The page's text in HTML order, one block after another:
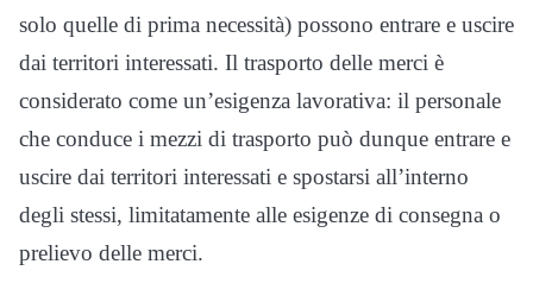
solo quelle di prima necessità) possono entrare e uscire
dai territori interessati. Il trasporto delle merci è
considerato come un’esigenza lavorativa: il personale
che conduce i mezzi di trasporto può dunque entrare e
uscire dai territori interessati e spostarsi all’interno
degli stessi, limitatamente alle esigenze di consegna o
prelievo delle merci.